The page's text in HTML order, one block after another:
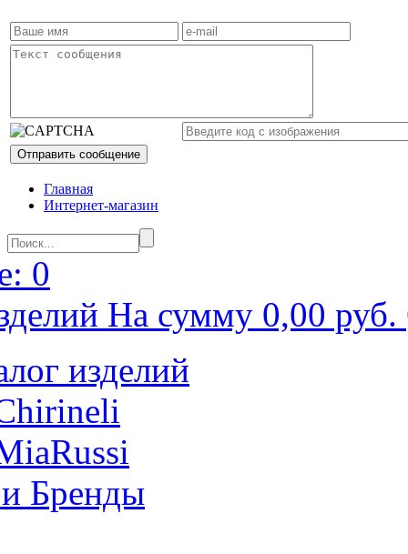
Главная
Интернет-магазин
0
На сумму 0,00 руб.
изделий
Бренды